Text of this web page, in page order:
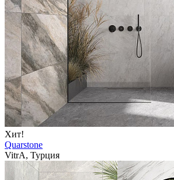
Хит!
Quarstone
VitrA, Турция